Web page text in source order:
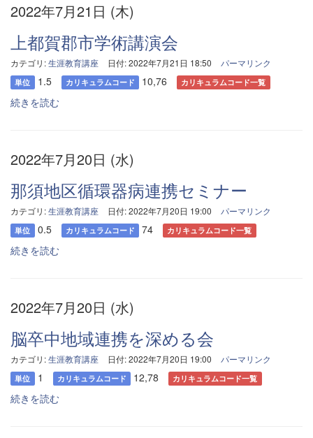
2022年7月21日 (木)
上都賀郡市学術講演会
カテゴリ:生涯教育講座 日付: 2022年7月21日 18:50 パーマリンク
単位 1.5 カリキュラムコード 10,76 カリキュラムコード一覧
続きを読む
2022年7月20日 (水)
那須地区循環器病連携セミナー
カテゴリ:生涯教育講座 日付: 2022年7月20日 19:00 パーマリンク
単位 0.5 カリキュラムコード 74 カリキュラムコード一覧
続きを読む
2022年7月20日 (水)
脳卒中地域連携を深める会
カテゴリ:生涯教育講座 日付: 2022年7月20日 19:00 パーマリンク
単位 1 カリキュラムコード 12,78 カリキュラムコード一覧
続きを読む